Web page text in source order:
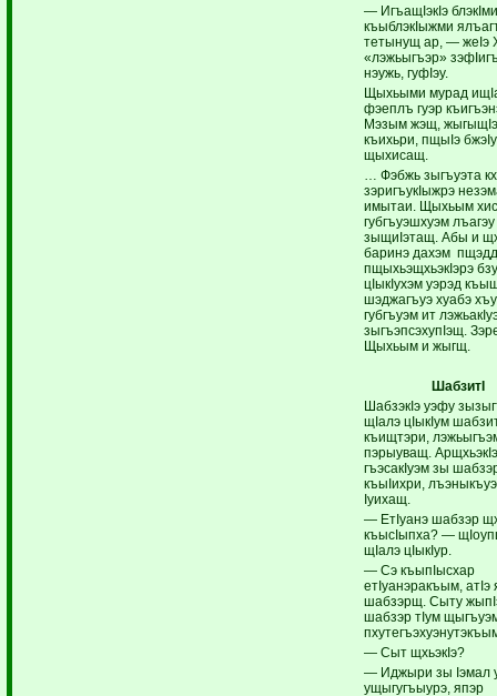
— ИгъащIэкIэ блэкIми
къыблэкIыжми
тетынущ ар, — жеIэ
«лэжьыгъэр»
нэужь, гуфIэу.
Щыхьыми мурад
фэеплъ гуэр
Мэзым жэщ, жыгыщIэ
къихьри, пщыIэ
щыхисащ.
… Фэбжь зыгъуэта
зэригъукIыжрэ
имытаи. Щыхьым
губгъуэшхуэм лъагэу
зыщиIэтащ. Абы и
баринэ дахэм
пщыхьэщхьэкIэрэ бзу
цIыкIухэм уэрэд
шэджагъуэ хуабэ
губгъуэм ит
зыгъэпсэхупIэщ.
Щыхьым и жыгщ.
ШабзитI
ШабзэкIэ уэфу
щIалэ цIыкIум
къищтэри,
пэрыуващ.
гъэсакIуэм зы
къыIихри,
Iуихащ.
— ЕтIуанэ шабзэр
къысIыпха? —
щIалэ цIыкIур.
— Сэ къыпIысхар
етIуанэракъым, атIэ
шабзэрщ. Сыту
шабзэр тIум
— Сыт щхьэкIэ?
— Иджыри зы Iэмал
ущыгугъыурэ, япэр